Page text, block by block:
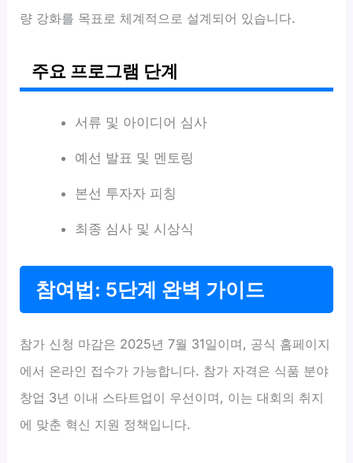
량 강화를 목표로 체계적으로 설계되어 있습니다.
주요 프로그램 단계
서류 및 아이디어 심사
예선 발표 및 멘토링
본선 투자자 피칭
최종 심사 및 시상식
참여법: 5단계 완벽 가이드
참가 신청 마감은 2025년 7월 31일이며, 공식 홈페이지
에서 온라인 접수가 가능합니다. 참가 자격은 식품 분야
창업 3년 이내 스타트업이 우선이며, 이는 대회의 취지
에 맞춘 혁신 지원 정책입니다.